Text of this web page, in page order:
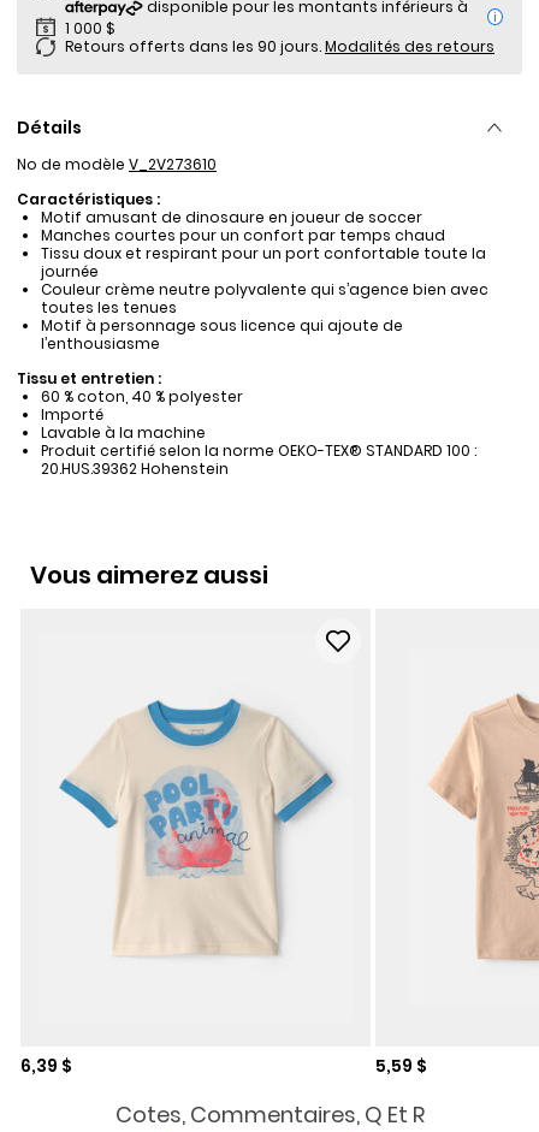
i
Retours offerts dans les 90 jours.Modalités des retours
Détails
No de modèle V_2V273610
Caractéristiques :
Motif amusant de dinosaure en joueur de soccer
Manches courtes pour un confort par temps chaud
Tissu doux et respirant pour un port confortable toute la
journée
Couleur crème neutre polyvalente qui s’agence bien avec
toutes les tenues
Motif à personnage sous licence qui ajoute de
l’enthousiasme
Tissu et entretien :
60 % coton, 40 % polyester
Importé
Lavable à la machine
Produit certifié selon la norme OEKO-TEX® STANDARD 100 :
20.HUS.39362 Hohenstein
Vous aimerez aussi
Prix de solde
6,39 $ Prix de solde
5,59 $
Cotes, Commentaires, Q Et R